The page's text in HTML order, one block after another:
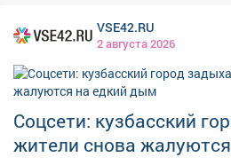
VSE42.RU
2 августа 2026
Соцсети: кузбасский
жители снова